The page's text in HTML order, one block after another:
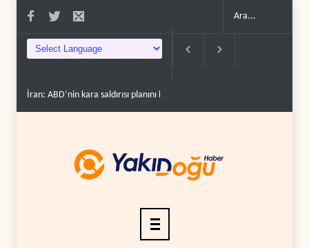
İran: ABD’nin kara saldırısı planını başarısızlı..